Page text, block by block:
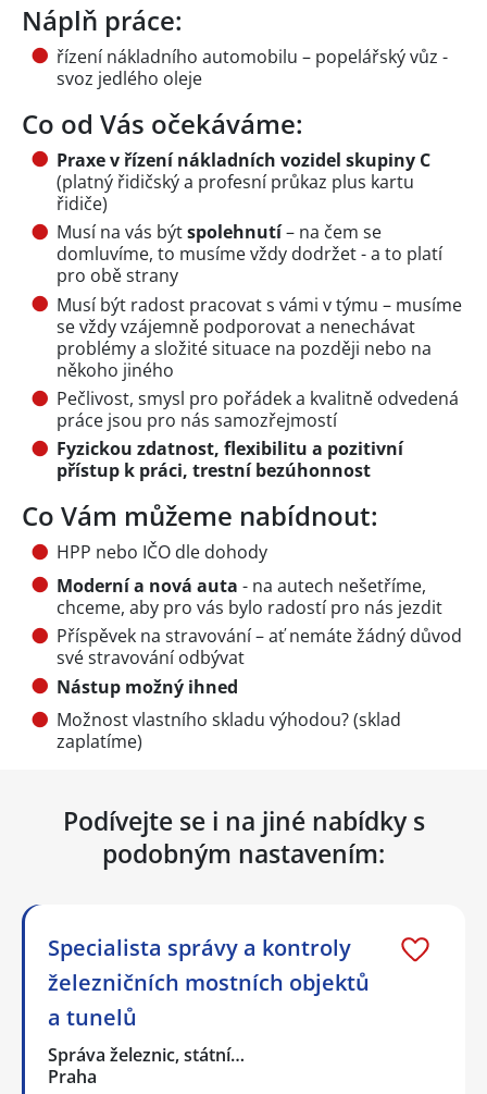
Náplň práce:
řízení nákladního automobilu – popelářský vůz -
svoz jedlého oleje
Co od Vás očekáváme:
Praxe v řízení nákladních vozidel skupiny C
(platný řidičský a profesní průkaz plus kartu
řidiče)
Musí na vás býtspolehnutí– na čem se
domluvíme, to musíme vždy dodržet - a to platí
pro obě strany
Musí být radost pracovat s vámi v týmu – musíme
se vždy vzájemně podporovat a nenechávat
problémy a složité situace na později nebo na
někoho jiného
Pečlivost, smysl pro pořádek a kvalitně odvedená
práce jsou pro nás samozřejmostí
Fyzickou zdatnost, flexibilitu a pozitivní
přístup k práci, trestní bezúhonnost
Co Vám můžeme nabídnout:
HPP nebo IČO dle dohody
Moderní a nová auta - na autech nešetříme,
chceme, aby pro vás bylo radostí pro nás jezdit
Příspěvek na stravování – ať nemáte žádný důvod
své stravování odbývat
Nástup možný ihned
Možnost vlastního skladu výhodou? (sklad
zaplatíme)
Podívejte se i na jiné nabídky s
podobným nastavením:
Specialista správy a kontroly
železničních mostních objektů
a tunelů
Správa železnic, státní…
Praha